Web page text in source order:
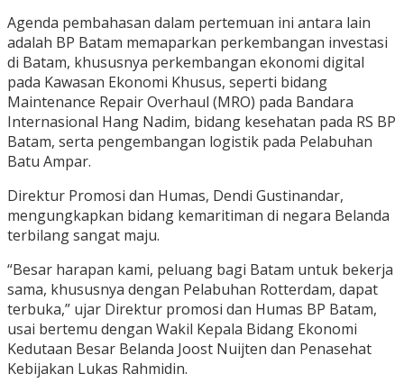
Agenda pembahasan dalam pertemuan ini antara lain
adalah BP Batam memaparkan perkembangan investasi
di Batam, khususnya perkembangan ekonomi digital
pada Kawasan Ekonomi Khusus, seperti bidang
Maintenance Repair Overhaul (MRO) pada Bandara
Internasional Hang Nadim, bidang kesehatan pada RS BP
Batam, serta pengembangan logistik pada Pelabuhan
Batu Ampar.
Direktur Promosi dan Humas, Dendi Gustinandar,
mengungkapkan bidang kemaritiman di negara Belanda
terbilang sangat maju.
“Besar harapan kami, peluang bagi Batam untuk bekerja
sama, khususnya dengan Pelabuhan Rotterdam, dapat
terbuka,” ujar Direktur promosi dan Humas BP Batam,
usai bertemu dengan Wakil Kepala Bidang Ekonomi
Kedutaan Besar Belanda Joost Nuijten dan Penasehat
Kebijakan Lukas Rahmidin.